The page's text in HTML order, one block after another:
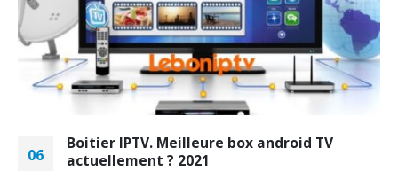
06
Boitier IPTV. Meilleure box android TV
actuellement ? 2021